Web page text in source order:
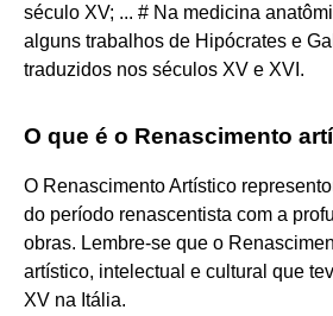
século XV; ... # Na medicina
alguns trabalhos de Hipócrates e
traduzidos nos séculos XV e XVI.
O que é o Renascimento
O Renascimento Artístico
do período renascentista com a
obras. Lembre-se que o
artístico, intelectual e cultural que
XV na Itália.